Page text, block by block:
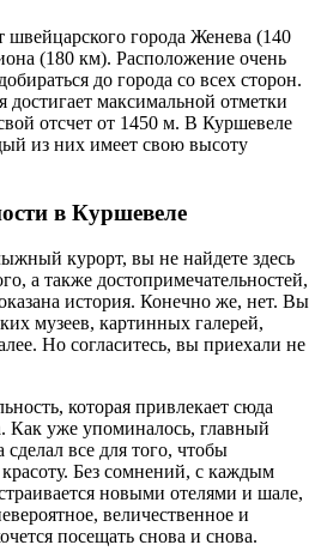
швейцарского города Женева (140
(180 км). Расположение очень
до города со всех сторон.
максимальной отметки
отсчет от 1450 м. В Куршевеле
из них имеет свою высоту
в Куршевеле
курорт, вы не найдете здесь
а также достопримечательностей,
история. Конечно же, нет. Вы
музеев, картинных галерей,
Но согласитесь, вы приехали не
которая привлекает сюда
Как уже упоминалось, главный
сделал все для того, чтобы
Без сомнений, с каждым
новыми отелями и шале,
величественное и
посещать снова и снова.